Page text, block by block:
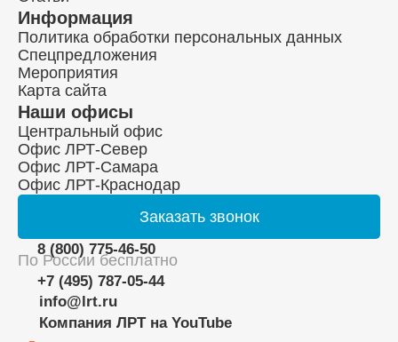
Информация
Политика обработки персональных данных
Спецпредложения
Мероприятия
Карта сайта
Наши офисы
Центральный офис
Офис ЛРТ-Север
Офис ЛРТ-Самара
Офис ЛРТ-Краснодар
Заказать звонок
8 (800) 775-46-50
По России бесплатно
+7 (495) 787-05-44
info@lrt.ru
Компания ЛРТ на YouTube